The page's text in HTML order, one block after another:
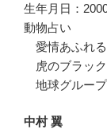
生年月日：
動物占い
愛情あふれ
虎のブラック
地球グループ
中村 翼